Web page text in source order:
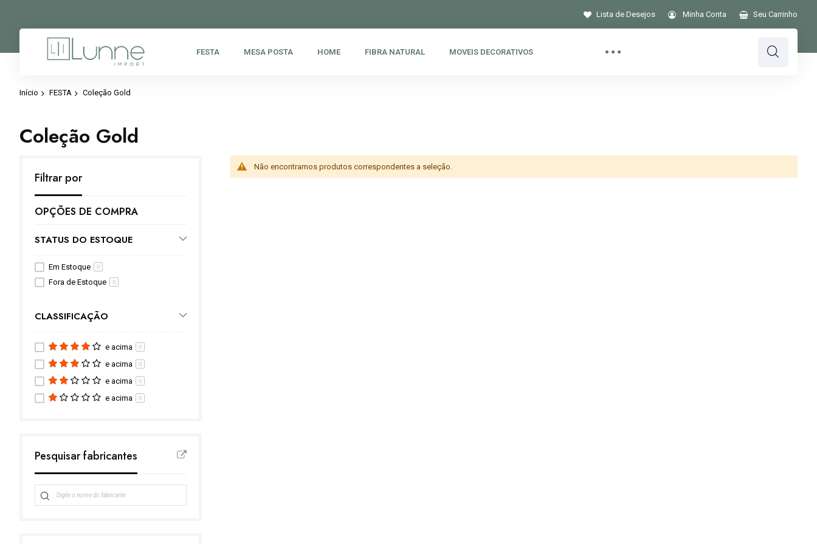
Seu Carrinho
Lista de Desejos Minha Conta
FESTA MESA POSTA HOME FIBRA NATURAL MOVEIS DECORATIVOS
Início FESTA Coleção Gold
Coleção Gold
Não encontramos produtos correspondentes a seleção.
Filtrar por
OPÇÕES DE COMPRA
STATUS DO ESTOQUE
Em Estoque 0
Fora de Estoque 0
CLASSIFICAÇÃO
e acima 0
e acima 0
e acima 0
e acima 0
Pesquisar fabricantes